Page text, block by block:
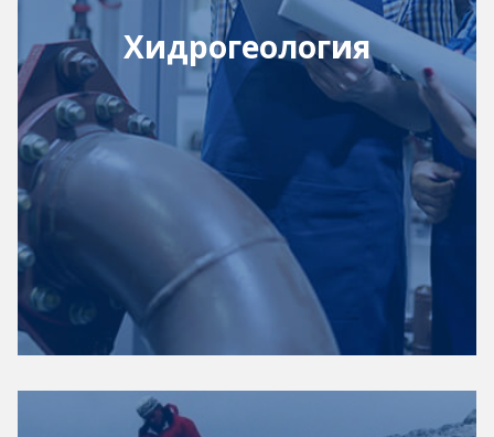
Хидрогеология